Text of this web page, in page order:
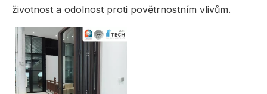
životnost a odolnost proti povětrnostním vlivům.